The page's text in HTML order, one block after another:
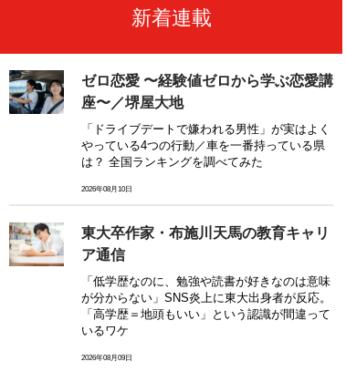
新着連載
ゼロ恋愛 〜経験値ゼロから学ぶ恋愛講
座〜／堺屋大地
「ドライブデートで嫌われる男性」が実はよく
やっている4つの行動／車を一番持っている県
は？ 全国ランキングを調べてみた
2026年08月10日
東大卒作家・布施川天馬の教育キャリ
ア通信
「低学歴なのに、勉強や読書が好きなのは意味
が分からない」SNS炎上に東大出身者が反応。
「高学歴＝地頭もいい」という認識が間違って
いるワケ
2026年08月09日